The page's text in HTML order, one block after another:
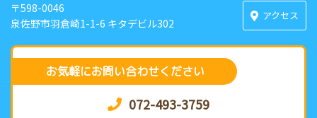
〒598-0046
泉佐野市羽倉崎1-1-6 キタデビル302
アクセス
お気軽にお問い合わせください
072-493-3759